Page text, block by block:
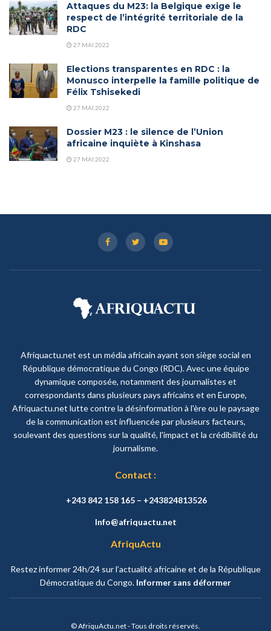
Attaques du M23: la Belgique exige le
respect de l’intégrité territoriale de la
RDC
27 MAI 2022
Elections transparentes en RDC : la
Monusco interpelle la famille politique de
Félix Tshisekedi
27 MAI 2022
Dossier M23 : le silence de l’Union
africaine inquiète à Kinshasa
27 MAI 2022
Afriquactu.net est un média africain ayant son siège social en
République démocratique du Congo (RDC). Avec une équipe
dynamique composée, notamment des journalistes et
correspondants dans plusieurs pays africains et en Europe,
Afriquactu.net lutte contre la désinformation à l'ère ou le paysage
de la communication est influencée par plusieurs facteurs,
soulevant des questions sur la qualité, l'impact et la crédibilité du
journalisme.
Contact :
+243 842 158 165 – +243824813526
Info@afriquactu.net
AfriquActu
Restez informer 24h/24 sur l’actualité africaine et de la République
Démocratique du Congo. Informer sans déformer
© AfriquActu.net - Tous droits réservés.